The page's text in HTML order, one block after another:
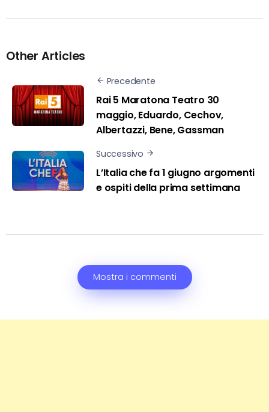
Other Articles
Precedente
Rai 5 Maratona Teatro 30
maggio, Eduardo, Cechov,
Albertazzi, Bene, Gassman
Successivo
L’Italia che fa 1 giugno argomenti
e ospiti della prima settimana
Mostra i commenti